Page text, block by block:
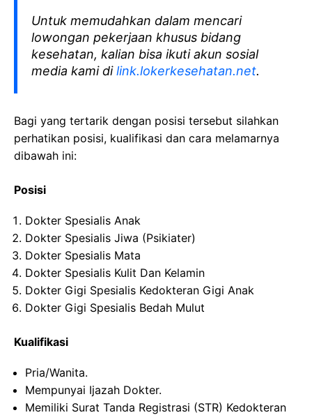
Untuk memudahkan dalam mencari
lowongan pekerjaan khusus bidang
kesehatan, kalian bisa ikuti akun sosial
media kami dilink.lokerkesehatan.net.
Bagi yang tertarik dengan posisi tersebut silahkan
perhatikan posisi, kualifikasi dan cara melamarnya
dibawah ini:
Posisi
Dokter Spesialis Anak
Dokter Spesialis Jiwa (Psikiater)
Dokter Spesialis Mata
Dokter Spesialis Kulit Dan Kelamin
Dokter Gigi Spesialis Kedokteran Gigi Anak
Dokter Gigi Spesialis Bedah Mulut
Kualifikasi
Pria/Wanita.
Mempunyai Ijazah Dokter.
Memiliki Surat Tanda Registrasi (STR) Kedokteran